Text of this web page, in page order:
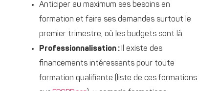
Anticiper au maximum ses besoins en
formation et faire ses demandes surtout le
premier trimestre, où les budgets sont là.
Professionnalisation :
Il existe des
financements intéressants pour toute
formation qualifiante (liste de ces formations